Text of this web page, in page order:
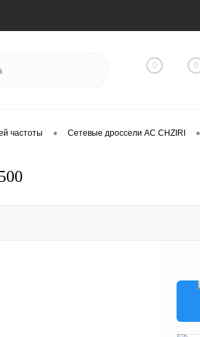
0 0
частоты • Сетевые дроссели AC CHZIRI •